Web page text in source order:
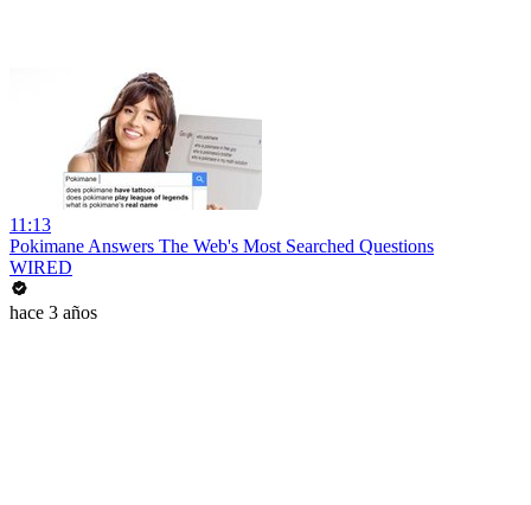
11:13
Pokimane Answers The Web's Most Searched Questions
WIRED
hace 3 años